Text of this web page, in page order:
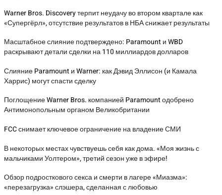
Warner Bros. Discovery терпит неудачу во втором квартале как
«Супергёрл», отсутствие результатов в НБА снижает результаты
Масштабное слияние подтверждено: Paramount и WBD
раскрывают детали сделки на 110 миллиардов долларов
Слияние Paramount и Warner: как Дэвид Эллисон (и Камала
Харрис) могут спасти сделку
Поглощение Warner Bros. компанией Paramount одобрено
Антимонопольным органом Великобритании
FCC снимает ключевое ограничение на владение СМИ
В некоторых местах чувствуешь себя как дома. «Моя жизнь с
мальчиками Уолтером», третий сезон уже в эфире!
Обзор подросткового секса и смерти в лагере «Миазма»:
«перезагрузка» слэшера, сделанная с любовью